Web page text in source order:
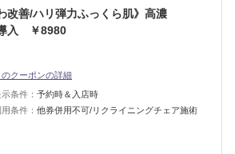
改善/ハリ弾力ふっくら肌》高濃
入 ￥8980
のクーポンの詳細
条件： 予約時＆入店時
条件： 他券併用不可/リクライニングチェア施術